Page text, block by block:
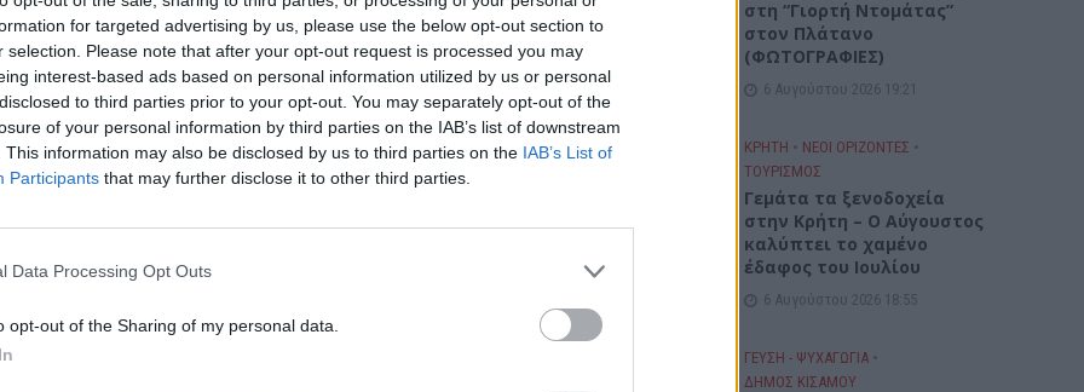
for targeted advertising by us, please use the below opt-out section to
selection. Please note that after your opt-out request is processed you may
interest-based ads based on personal information utilized by us or personal
to third parties prior to your opt-out. You may separately opt-out of the
of your personal information by third parties on the IAB’s list of downstream
This information may also be disclosed by us to third parties on the IAB’s List of
Participants that may further disclose it to other third parties.
Data Processing Opt Outs
opt-out of the Sharing of my personal data.
τήρηση υπουργικής απόφασης που απαιτεί την παρουσία λιμενικών
πλοίων, για τη διασφάλιση της ασφαλούς επιβίβασης των επιβατών και
λιμενικός όφειλε να βρίσκεται στην Πύλη Ε3 του λιμανιού του Πειραιά
χωρίς νόμιμη αιτία, με αποτέλεσμα να μην επιτηρεί την περιοχή
απόπλου του πλοίου.
απάνθρωπος θάνατος του
στη “Γιορτή Ντομάτας”
στον Πλάτανο
(ΦΩΤΟΓΡΑΦΙΕΣ)
6 Αυγούστου 2026 19:21
ΚΡΗΤΗ • ΝΕΟΙ ΟΡΙΖΟΝΤΕΣ •
ΤΟΥΡΙΣΜΟΣ
Γεμάτα τα ξενοδοχεία
στην Κρήτη – Ο Αύγουστος
καλύπτει το χαμένο
έδαφος του Ιουλίου
6 Αυγούστου 2026 18:55
ΓΕΎΣΗ - ΨΥΧΑΓΩΓΊΑ •
ΔΉΜΟΣ ΚΙΣΆΜΟΥ